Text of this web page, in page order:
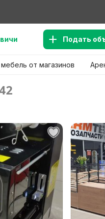
Подать
от магазинов